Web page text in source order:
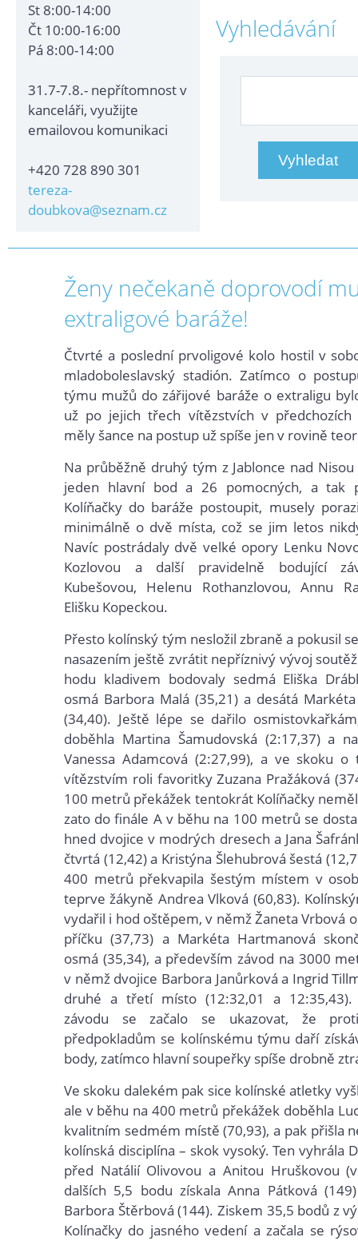
St 8:00-14:00
Čt 10:00-16:00
Pá 8:00-14:00
31.7-7.8.- nepřítomnost v
kanceláři, využijte
emailovou komunikaci
+420 728 890 301
tereza-
doubkova@seznam.cz
Vyhledávání
Ženy nečekaně doprovodí
extraligové baráže!
Čtvrté a poslední prvoligové kolo hostil v
mladoboleslavský stadión. Zatímco o
týmu mužů do zářijové baráže o extraligu
už po jejich třech vítězstvích v předchozích
měly šance na postup už spíše jen v rovině
Na průběžně druhý tým z Jablonce nad
jeden hlavní bod a 26 pomocných, a tak
Kolíňačky do baráže postoupit, musely
minimálně o dvě místa, což se jim letos
Navíc postrádaly dvě velké opory Lenku
Kozlovou a další pravidelně bodující
Kubešovou, Helenu Rothanzlovou, Annu
Elišku Kopeckou.
Přesto kolínský tým nesložil zbraně a pokusil
nasazením ještě zvrátit nepříznivý vývoj
hodu kladivem bodovaly sedmá Eliška
osmá Barbora Malá (35,21) a desátá
(34,40). Ještě lépe se dařilo
doběhla Martina Šamudovská (2:17,37) a
Vanessa Adamcová (2:27,99), a ve skoku o
vítězstvím roli favoritky Zuzana Pražáková
100 metrů překážek tentokrát Kolíňačky
zato do finále A v běhu na 100 metrů se
hned dvojice v modrých dresech a Jana
čtvrtá (12,42) a Kristýna Šlehubrová šestá
400 metrů překvapila šestým místem v
teprve žákyně Andrea Vlková (60,83).
vydařil i hod oštěpem, v němž Žaneta Vrbová
příčku (37,73) a Markéta Hartmanová
osmá (35,34), a především závod na 3000
v němž dvojice Barbora Janůrková a Ingrid
druhé a třetí místo (12:32,01 a 12:35,43).
závodu se začalo se ukazovat, že
předpokladům se kolínskému týmu daří
body, zatímco hlavní soupeřky spíše drobně
Ve skoku dalekém pak sice kolínské atletky
ale v běhu na 400 metrů překážek doběhla
kvalitním sedmém místě (70,93), a pak přišla
kolínská disciplína – skok vysoký. Ten vyhrála
před Natálií Olivovou a Anitou Hruškovou
dalších 5,5 bodu získala Anna Pátková
Barbora Štěrbová (144). Ziskem 35,5 bodů z
Kolínačky do jasného vedení a začala se